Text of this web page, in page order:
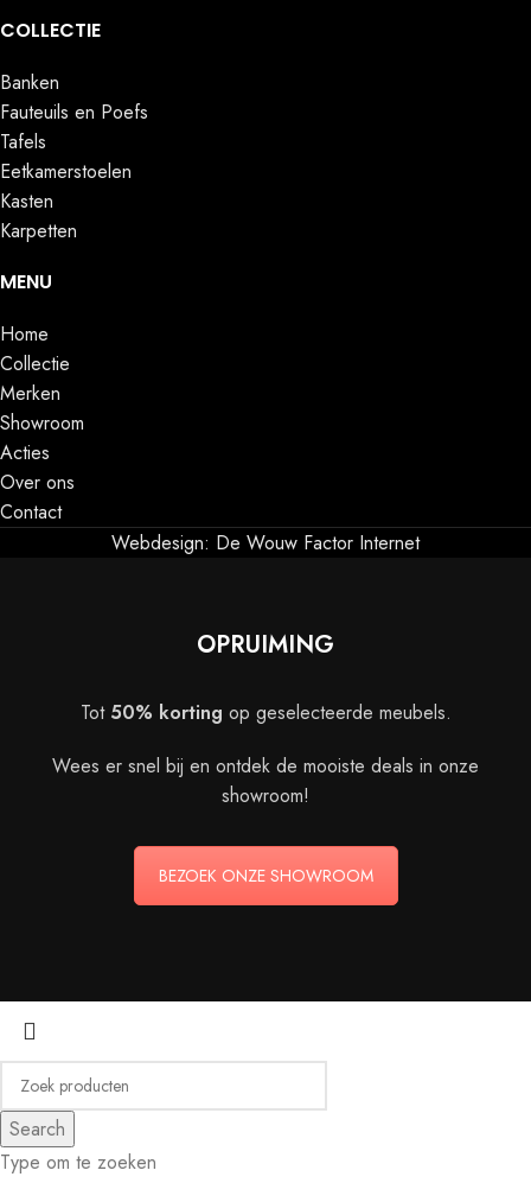
COLLECTIE
Banken
Fauteuils en Poefs
Tafels
Eetkamerstoelen
Kasten
Karpetten
MENU
Home
Collectie
Merken
Showroom
Acties
Over ons
Contact
Webdesign: De Wouw Factor Internet
OPRUIMING
Tot 50% korting op geselecteerde meubels.
Wees er snel bij en ontdek de mooiste deals in onze
showroom!
BEZOEK ONZE SHOWROOM
Search
Type om te zoeken